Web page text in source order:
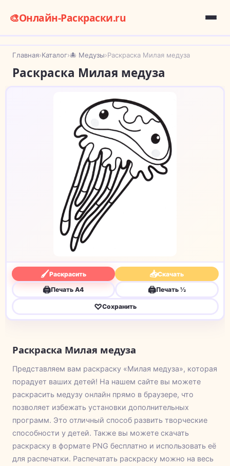
🎨Онлайн-Раскраски.ru
Главная›Каталог›🐙 Медузы›Раскраска Милая медуза
Раскраска Милая медуза
🖌Раскрасить 📥Скачать
🖨Печать A4 🖨Печать ½
♡Сохранить
Раскраска Милая медуза
Представляем вам раскраску «Милая медуза», которая
порадует ваших детей! На нашем сайте вы можете
раскрасить медузу онлайн прямо в браузере, что
позволяет избежать установки дополнительных
программ. Это отличный способ развить творческие
способности у детей. Также вы можете скачать
раскраску в формате PNG бесплатно и использовать её
для распечатки. Распечатать раскраску можно на весь